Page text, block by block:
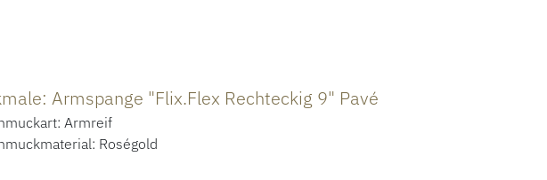
Armspange "Flix.Flex Rechteckig 9" Pavé
Armreif
Roségold